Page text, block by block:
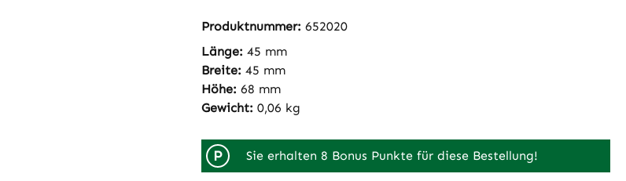
Produktnummer: 652020
Länge: 45 mm
Breite: 45 mm
Höhe: 68 mm
Gewicht: 0,06 kg
P Sie erhalten 8 Bonus Punkte für diese Bestellung!